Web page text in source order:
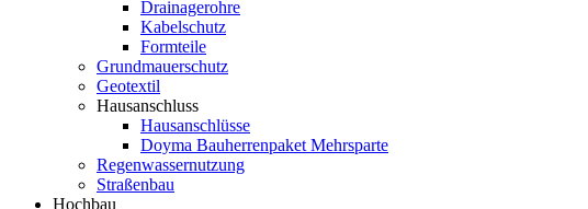
Drainagerohre
Kabelschutz
Formteile
Grundmauerschutz
Geotextil
Hausanschluss
Hausanschlüsse
Doyma Bauherrenpaket Mehrsparte
Regenwassernutzung
Straßenbau
Hochbau